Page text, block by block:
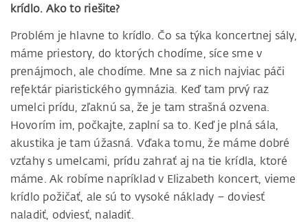
krídlo. Ako to riešite?
Problém je hlavne to krídlo. Čo sa týka koncertnej sály,
máme priestory, do ktorých chodíme, síce sme v
prenájmoch, ale chodíme. Mne sa z nich najviac páči
refektár piaristického gymnázia. Keď tam prvý raz
umelci prídu, zľaknú sa, že je tam strašná ozvena.
Hovorím im, počkajte, zaplní sa to. Keď je plná sála,
akustika je tam úžasná. Vďaka tomu, že máme dobré
vzťahy s umelcami, prídu zahrať aj na tie krídla, ktoré
máme. Ak robíme napríklad v Elizabeth koncert, vieme
krídlo požičať, ale sú to vysoké náklady – doviesť
naladiť, odviesť, naladiť.